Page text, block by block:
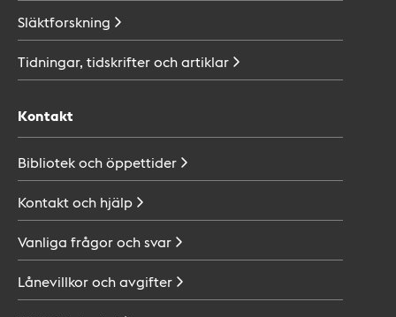
Släktforskning
Tidningar, tidskrifter ochartiklar
Kontakt
Bibliotek ochöppettider
Kontakt och hjälp
Vanliga frågor ochsvar
Lånevillkor ochavgifter